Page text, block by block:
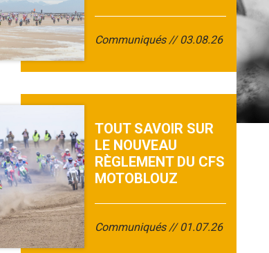
Communiqués 03.08.26
TOUT SAVOIR SUR
LE NOUVEAU
RÈGLEMENT DU CFS
MOTOBLOUZ
Communiqués 01.07.26